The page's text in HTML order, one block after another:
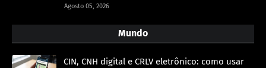
Agosto 05, 2026
Mundo
CIN, CNH digital e CRLV eletrônico: como usar